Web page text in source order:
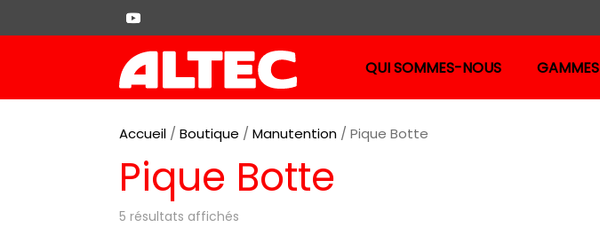
QUI SOMMES-NOUS GAMMES
Dérouleuse et pic botte
Accueil /Boutique /Manutention / Pique Botte
Pique Botte
5 résultats affichés